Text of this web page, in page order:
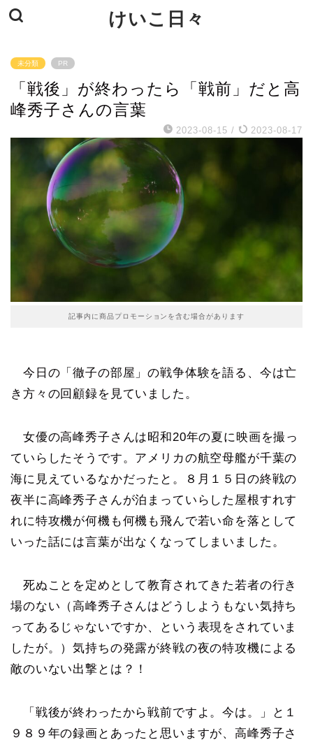
けいこ日々
未分類 PR
「戦後」が終わったら「戦前」だと高
峰秀子さんの言葉
2023-08-15 / 2023-08-17
記事内に商品プロモーションを含む場合があります
今日の「徹子の部屋」の戦争体験を語る、今は亡
き方々の回顧録を見ていました。
女優の高峰秀子さんは昭和20年の夏に映画を撮っ
ていらしたそうです。アメリカの航空母艦が千葉の
海に見えているなかだったと。８月１５日の終戦の
夜半に高峰秀子さんが泊まっていらした屋根すれす
れに特攻機が何機も何機も飛んで若い命を落として
いった話には言葉が出なくなってしまいました。
死ぬことを定めとして教育されてきた若者の行き
場のない（高峰秀子さんはどうしようもない気持ち
ってあるじゃないですか、という表現をされていま
したが。）気持ちの発露が終戦の夜の特攻機による
敵のいない出撃とは？！
「戦後が終わったから戦前ですよ。今は。」と１
９８９年の録画とあったと思いますが、高峰秀子さ